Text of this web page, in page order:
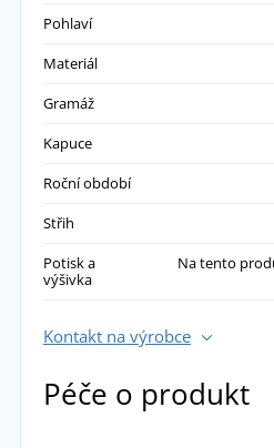
Pohlaví
Materiál
Gramáž
Kapuce
Roční období
Střih
Potisk a
výšivka
Na tento
Kontakt na výrobce
Péče o produkt